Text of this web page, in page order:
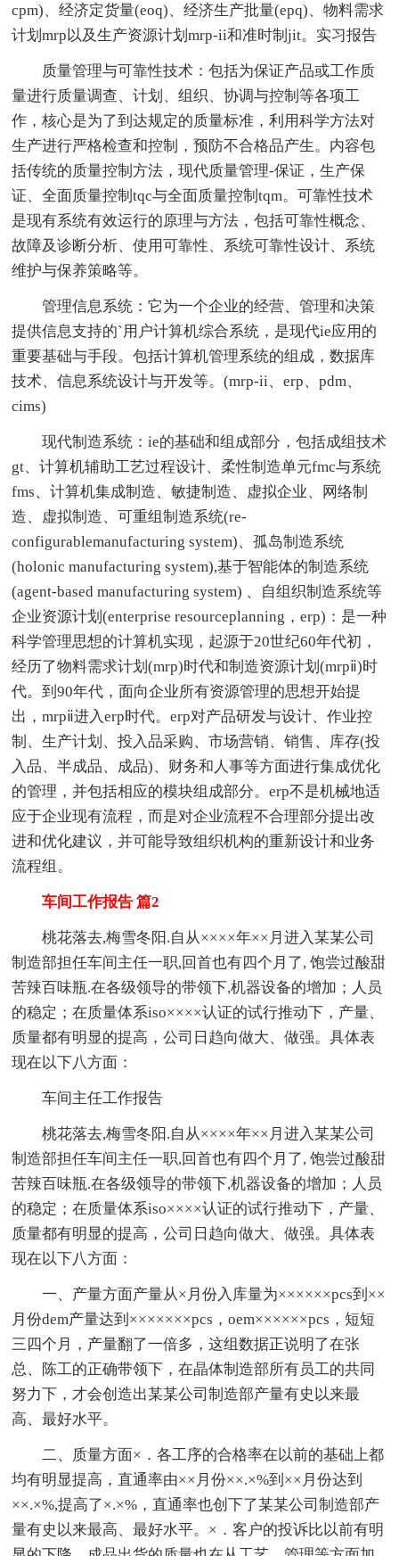
cpm)、经济定货量(eoq)、经济生产批量(epq)、物料需求
计划mrp以及生产资源计划mrp-ii和准时制jit。实习报告
质量管理与可靠性技术：包括为保证产品或工作质
量进行质量调查、计划、组织、协调与控制等各项工
作，核心是为了到达规定的质量标准，利用科学方法对
生产进行严格检查和控制，预防不合格品产生。内容包
括传统的质量控制方法，现代质量管理-保证，生产保
证、全面质量控制tqc与全面质量控制tqm。可靠性技术
是现有系统有效运行的原理与方法，包括可靠性概念、
故障及诊断分析、使用可靠性、系统可靠性设计、系统
维护与保养策略等。
管理信息系统：它为一个企业的经营、管理和决策
提供信息支持的`用户计算机综合系统，是现代ie应用的
重要基础与手段。包括计算机管理系统的组成，数据库
技术、信息系统设计与开发等。(mrp-ii、erp、pdm、
cims)
现代制造系统：ie的基础和组成部分，包括成组技术
gt、计算机辅助工艺过程设计、柔性制造单元fmc与系统
fms、计算机集成制造、敏捷制造、虚拟企业、网络制
造、虚拟制造、可重组制造系统(re-
configurablemanufacturing system)、孤岛制造系统
(holonic manufacturing system),基于智能体的制造系统
(agent-based manufacturing system) 、自组织制造系统等
企业资源计划(enterprise resourceplanning，erp)：是一种
科学管理思想的计算机实现，起源于20世纪60年代初，
经历了物料需求计划(mrp)时代和制造资源计划(mrpⅱ)时
代。到90年代，面向企业所有资源管理的思想开始提
出，mrpⅱ进入erp时代。erp对产品研发与设计、作业控
制、生产计划、投入品采购、市场营销、销售、库存(投
入品、半成品、成品)、财务和人事等方面进行集成优化
的管理，并包括相应的模块组成部分。erp不是机械地适
应于企业现有流程，而是对企业流程不合理部分提出改
进和优化建议，并可能导致组织机构的重新设计和业务
流程组。
车间工作报告 篇2
桃花落去,梅雪冬阳.自从××××年××月进入某某公司
制造部担任车间主任一职,回首也有四个月了, 饱尝过酸甜
苦辣百味瓶.在各级领导的带领下,机器设备的增加；人员
的稳定；在质量体系iso××××认证的试行推动下，产量、
质量都有明显的提高，公司日趋向做大、做强。具体表
现在以下八方面：
车间主任工作报告
桃花落去,梅雪冬阳.自从××××年××月进入某某公司
制造部担任车间主任一职,回首也有四个月了, 饱尝过酸甜
苦辣百味瓶.在各级领导的带领下,机器设备的增加；人员
的稳定；在质量体系iso××××认证的试行推动下，产量、
质量都有明显的提高，公司日趋向做大、做强。具体表
现在以下八方面：
一、产量方面产量从×月份入库量为××××××pcs到××
月份dem产量达到×××××××pcs，oem××××××pcs，短短
三四个月，产量翻了一倍多，这组数据正说明了在张
总、陈工的正确带领下，在晶体制造部所有员工的共同
努力下，才会创造出某某公司制造部产量有史以来最
高、最好水平。
二、质量方面×．各工序的合格率在以前的基础上都
均有明显提高，直通率由××月份××.×%到××月份达到
××.×%,提高了×.×%，直通率也创下了某某公司制造部产
量有史以来最高、最好水平。×．客户的投诉比以前有明